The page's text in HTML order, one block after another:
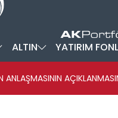
ALTIN YATIRIM